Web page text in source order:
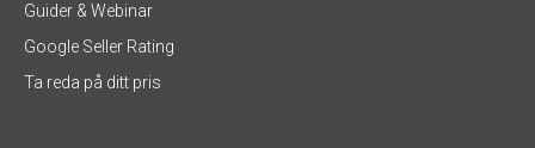
Guider & Webinar
Google Seller Rating
Ta reda på ditt pris